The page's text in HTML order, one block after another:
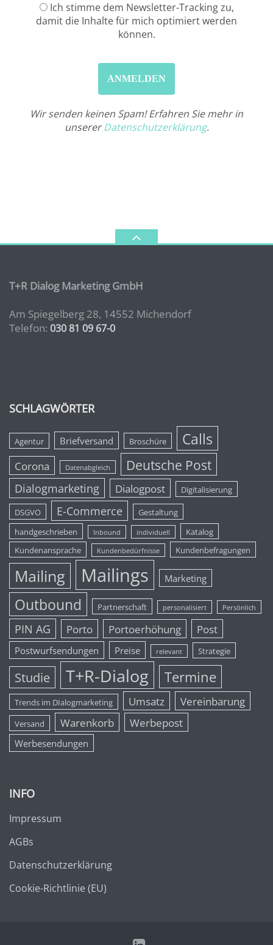
Ich stimme dem Newsletter-Tracking zu,
damit die Inhalte für mich optimiert werden
können.
Wir senden keinen Spam! Erfahren Sie mehr in
unsererDatenschutzerklärung.
T+R Dialog Marketing GmbH
Am Spiegelberg 28, 14552 Michendorf
Telefon: 030 81 09 67-0
SCHLAGWÖRTER
Agentur Briefversand Broschüre Calls
Corona Datenabgleich Deutsche Post
Dialogmarketing Dialogpost Digitalisierung
DSGVO E-Commerce
Gestaltung
handgeschrieben
Inbound individuell
Katalog
Kundenansprache
Kundenbedürfnisse Kundenbefragungen
Mailing Mailings Marketing
Outbound Partnerschaft personalisiert Persönlich
PIN AG Porto Portoerhöhung Post
Postwurfsendungen Preise relevant Strategie
Studie T+R-Dialog Termine
Trends im DIalogmarketing Umsatz Vereinbarung
Versand Warenkorb Werbepost
Werbesendungen
INFO
Impressum
AGBs
Datenschutzerklärung
Cookie-Richtlinie (EU)